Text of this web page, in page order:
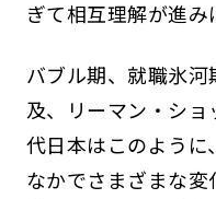
ぎて相互理解が進み
バブル期、就職氷
及、リーマン・シ
代日本はこのよう
なかでさまざまな